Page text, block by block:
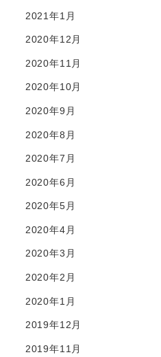
2021年1月
2020年12月
2020年11月
2020年10月
2020年9月
2020年8月
2020年7月
2020年6月
2020年5月
2020年4月
2020年3月
2020年2月
2020年1月
2019年12月
2019年11月